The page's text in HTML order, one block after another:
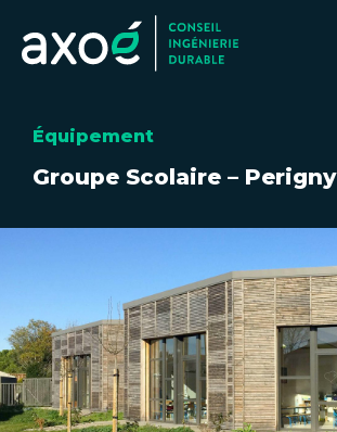
Équipement
Groupe Scolaire – Perigny